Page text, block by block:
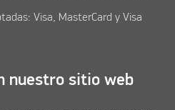
Visa, MasterCard y Visa
nuestro sitio web